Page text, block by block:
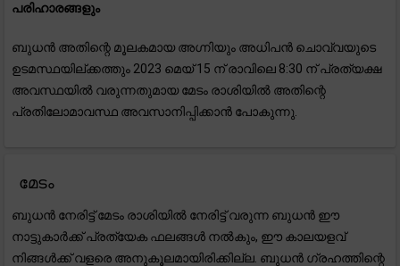
പരിഹാരങ്ങളും
ബുധൻ അതിന്റെ മൂലകമായ അഗ്നിയും അധിപൻ ചൊവ്വയുടെ
ഉടമസ്ഥയില്ക്കത്തും 2023 മെയ് 15 ന് രാവിലെ 8:30 ന് പ്രത്യക്ഷ
അവസ്ഥയിൽ വരുന്നതുമായ മേടം രാശിയിൽ അതിന്റെ
പ്രതിലോമാവസ്ഥ അവസാനിപ്പിക്കാൻ പോകുന്നു.
മേടം
ബുധൻ നേരിട്ട് മേടം രാശിയിൽ നേരിട്ട് വരുന്ന ബുധൻ ഈ
നാട്ടുകാർക്ക് പ്രത്യേക ഫലങ്ങൾ നൽകും, ഈ കാലയളവ്
നിങ്ങൾക്ക് വളരെ അനുകൂലമായിരിക്കില്ല. ബുധൻ ഗ്രഹത്തിന്റെ